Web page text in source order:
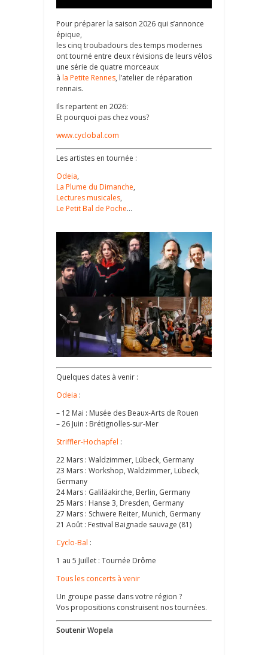
Pour préparer la saison 2026 qui s’annonce
épique,
les cinq troubadours des temps modernes
ont tourné entre deux révisions de leurs vélos
une série de quatre morceaux
à la Petite Rennes, l’atelier de réparation
rennais.
Ils repartent en 2026:
Et pourquoi pas chez vous?
www.cyclobal.com
Les artistes en tournée :
Odeia,
La Plume du Dimanche,
Lectures musicales,
Le Petit Bal de Poche…
Quelques dates à venir :
Odeia :
– 12 Mai : Musée des Beaux-Arts de Rouen
– 26 Juin : Brétignolles-sur-Mer
Striffler-Hochapfel :
22 Mars : Waldzimmer, Lübeck, Germany
23 Mars : Workshop, Waldzimmer, Lübeck,
Germany
24 Mars : Galiläakirche, Berlin, Germany
25 Mars : Hanse 3, Dresden, Germany
27 Mars : Schwere Reiter, Munich, Germany
21 Août : Festival Baignade sauvage (81)
Cyclo-Bal :
1 au 5 Juillet : Tournée Drôme
Tous les concerts à venir
Un groupe passe dans votre région ?
Vos propositions construisent nos tournées.
Soutenir Wopela